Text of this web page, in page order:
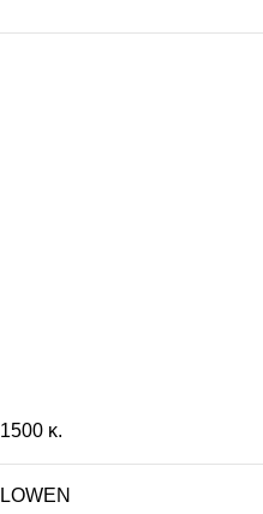
1500 κ.
LOWEN